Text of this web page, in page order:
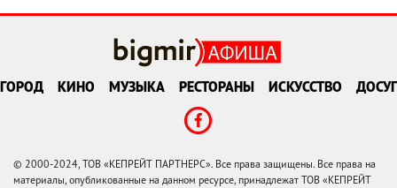
ГОРОД КИНО МУЗЫКА РЕСТОРАНЫ ИСКУССТВО ДОСУГ
© 2000-2024, ТОВ «КЕПРЕЙТ ПАРТНЕРС». Все права защищены. Все права на
материалы, опубликованные на данном ресурсе, принадлежат ТОВ «КЕПРЕЙТ